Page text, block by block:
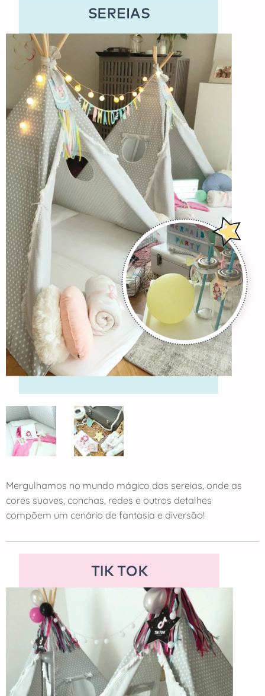
Mergulhamos no mundo mágico das sereias, onde as
cores suaves, conchas, redes e outros detalhes
compõem um cenário de fantasia e diversão!